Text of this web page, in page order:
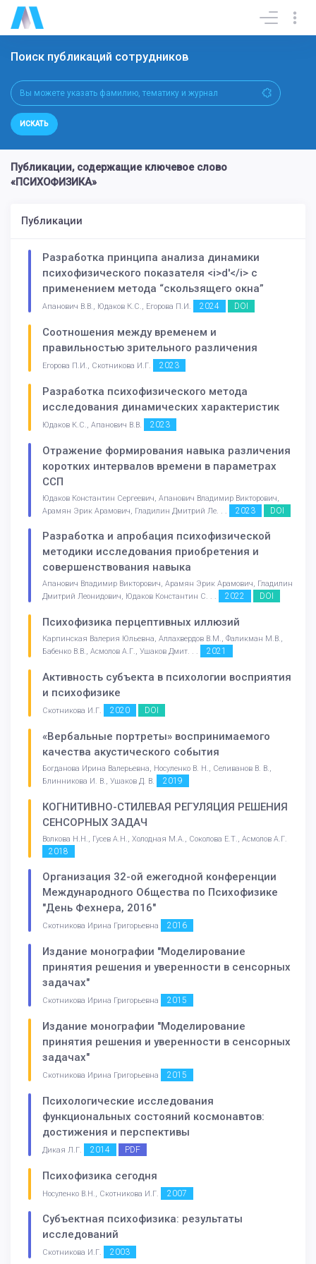
Поиск публикаций сотрудников
ИСКАТЬ
Публикации, содержащие ключевое слово
«ПСИХОФИЗИКА»
Публикации
Разработка принципа анализа динамики
психофизического показателя <i>d′</i> с
применением метода “скользящего окна”
Апанович В.В., Юдаков К.С., Егорова П.И. 2024 DOI
Соотношения между временем и
правильностью зрительного различения
Егорова П.И., Скотникова И.Г. 2023
Разработка психофизического метода
исследования динамических характеристик
Юдаков К.С., Апанович В.В. 2023
Отражение формирования навыка различения
коротких интервалов времени в параметрах
ССП
Юдаков Константин Сергеевич, Апанович Владимир Викторович,
Арамян Эрик Арамович, Гладилин Дмитрий Ле. . .
2023 DOI
Разработка и апробация психофизической
методики исследования приобретения и
совершенствования навыка
Апанович Владимир Викторович, Арамян Эрик Арамович, Гладилин
Дмитрий Леонидович, Юдаков Константин С. . .
2022 DOI
Психофизика перцептивных иллюзий
Карпинская Валерия Юльевна, Аллахвердов В.М., Фаликман М.В.,
Бабенко В.В., Асмолов А.Г., Ушаков Дмит. . .
2021
Активность субъекта в психологии восприятия
и психофизике
Скотникова И.Г. 2020 DOI
«Вербальные портреты» воспринимаемого
качества акустического события
Богданова Ирина Валерьевна, Носуленко В. Н., Селиванов В. В.,
Блинникова И. В., Ушаков Д. В.
2019
КОГНИТИВНО-СТИЛЕВАЯ РЕГУЛЯЦИЯ РЕШЕНИЯ
СЕНСОРНЫХ ЗАДАЧ
Волкова Н.Н., Гусев А.Н., Холодная М.А., Соколова Е.Т., Асмолов А.Г.
2018
Организация 32-ой ежегодной конференции
Международного Общества по Психофизике
"День Фехнера, 2016"
Скотникова Ирина Григорьевна 2016
Издание монографии "Моделирование
принятия решения и уверенности в сенсорных
задачах"
Скотникова Ирина Григорьевна 2015
Издание монографии "Моделирование
принятия решения и уверенности в сенсорных
задачах"
Скотникова Ирина Григорьевна 2015
Психологические исследования
функциональных состояний космонавтов:
достижения и перспективы
Дикая Л.Г. 2014 PDF
Психофизика сегодня
Носуленко В.Н., Скотникова И.Г. 2007
Субъектная психофизика: результаты
исследований
Скотникова И.Г. 2003